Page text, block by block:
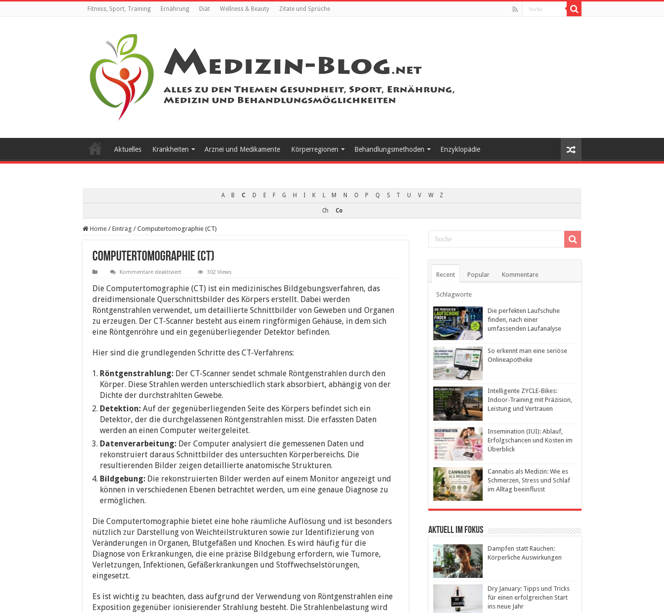
Fitness, Sport, Training Ernährung Diät Wellness & Beauty Zitate und Sprüche
Aktuelles Krankheiten Arznei und Medikamente Körperregionen Behandlungsmethoden Enzyklopädie
A B C D E F G H I K L M N O P Q S T U V W Z
Ch Co
Home / Eintrag / Computertomographie (CT)
Computertomographie (CT)
Kommentare deaktiviertfür
(CT)
302 Views
Die Computertomographie (CT) ist ein medizinisches Bildgebungsverfahren, das
dreidimensionale Querschnittsbilder des Körpers erstellt. Dabei werden
Röntgenstrahlen verwendet, um detaillierte Schnittbilder von Geweben und Organen
zu erzeugen. Der CT-Scanner besteht aus einem ringförmigen Gehäuse, in dem sich
eine Röntgenröhre und ein gegenüberliegender Detektor befinden.
Hier sind die grundlegenden Schritte des CT-Verfahrens:
Röntgenstrahlung: Der CT-Scanner sendet schmale Röntgenstrahlen durch den
Körper. Diese Strahlen werden unterschiedlich stark absorbiert, abhängig von der
Dichte der durchstrahlten Gewebe.
Detektion: Auf der gegenüberliegenden Seite des Körpers befindet sich ein
Detektor, der die durchgelassenen Röntgenstrahlen misst. Die erfassten Daten
werden an einen Computer weitergeleitet.
Datenverarbeitung: Der Computer analysiert die gemessenen Daten und
rekonstruiert daraus Schnittbilder des untersuchten Körperbereichs. Die
resultierenden Bilder zeigen detaillierte anatomische Strukturen.
Bildgebung: Die rekonstruierten Bilder werden auf einem Monitor angezeigt und
können in verschiedenen Ebenen betrachtet werden, um eine genaue Diagnose zu
ermöglichen.
Die Computertomographie bietet eine hohe räumliche Auflösung und ist besonders
nützlich zur Darstellung von Weichteilstrukturen sowie zur Identifizierung von
Veränderungen in Organen, Blutgefäßen und Knochen. Es wird häufig für die
Diagnose von Erkrankungen, die eine präzise Bildgebung erfordern, wie Tumore,
Verletzungen, Infektionen, Gefäßerkrankungen und Stoffwechselstörungen,
eingesetzt.
Es ist wichtig zu beachten, dass aufgrund der Verwendung von Röntgenstrahlen eine
Exposition gegenüber ionisierender Strahlung besteht. Die Strahlenbelastung wird
Recent Popular Kommentare
Schlagworte
Die perfekten Laufschuhe
finden, nach einer
umfassenden Laufanalyse
So erkennt man eine seriöse
Onlineapotheke
Intelligente ZYCLE-Bikes:
Indoor-Training mit Präzision,
Leistung und Vertrauen
Insemination (IUI): Ablauf,
Erfolgschancen und Kosten im
Überblick
Cannabis als Medizin: Wie es
Schmerzen, Stress und Schlaf
im Alltag beeinflusst
Aktuell im Fokus
Dampfen statt Rauchen:
Körperliche Auswirkungen
Dry January: Tipps und Tricks
für einen erfolgreichen Start
ins neue Jahr